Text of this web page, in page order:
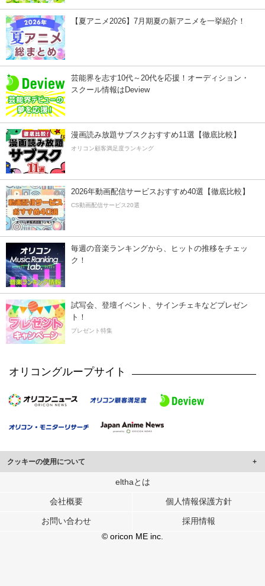
【夏アニメ2026】7月期夏の新アニメを一挙紹介！
芸能界を志す10代～20代を応援！オーディション・
スクール情報はDeview
漫画読み放題サブスクおすすめ11選【徹底比較】
オリコン顧客満足度ランキング
2026年動画配信サービスおすすめ40選【徹底比較】
CS動画配信サービス20選
毎週の音楽ランキングから、ヒットの推移をチェッ
ク！
試写会、登壇イベント、サインチェキなどプレゼン
ト！
プレゼント特集
オリコングループサイト
クッキーの使用について
このサイトでは Cookie を使用して、ユーザーに合わせたコンテンツや広告の
行っています。
メディアや広告配信、データ解析の各パートナーに提供しています。
各パートナーは、この情報とユーザーが各パートナーに提供した他の情報や、
ユーザーが各パートナーのサービスを使用したときに収集した他の情報を組み
elthaとは
会社概要 個人情報保護方針
お問い合わせ
採用情報
© oricon ME inc.